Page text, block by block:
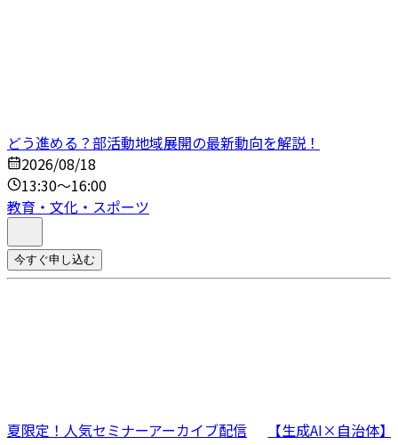
どう進める？部活動地域展開の最新動向を解説！
2026/08/18
13:30～16:00
教育・文化・スポーツ
今すぐ申し込む
夏限定！人気セミナーアーカイブ配信
【生成AI×自治体